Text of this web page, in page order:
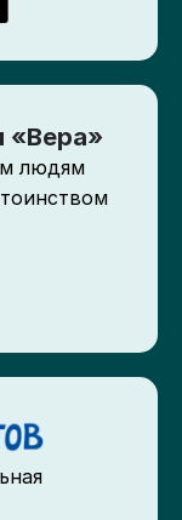
«Вера»
людям